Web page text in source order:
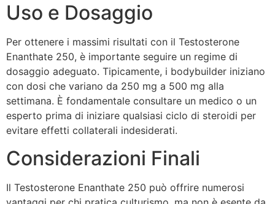
Uso e Dosaggio
Per ottenere i massimi risultati con il Testosterone
Enanthate 250, è importante seguire un regime di
dosaggio adeguato. Tipicamente, i bodybuilder iniziano
con dosi che variano da 250 mg a 500 mg alla
settimana. È fondamentale consultare un medico o un
esperto prima di iniziare qualsiasi ciclo di steroidi per
evitare effetti collaterali indesiderati.
Considerazioni Finali
Il Testosterone Enanthate 250 può offrire numerosi